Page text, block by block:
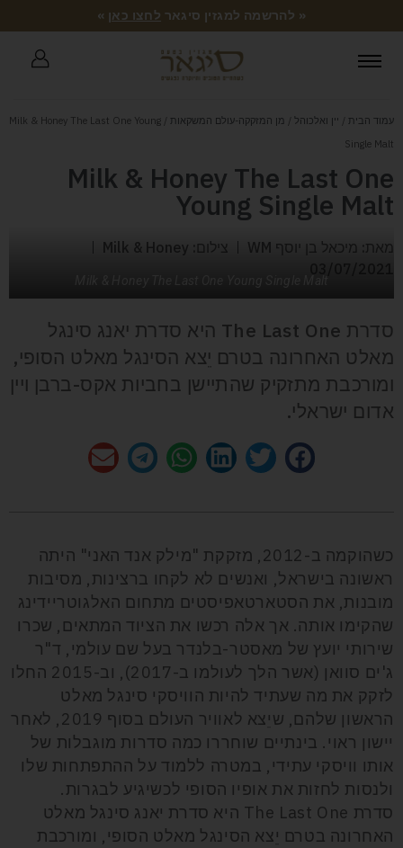
« להרשמה למגזין סיגאר לחצו כאן »
עמוד הבית / יין ואלכוהל / מן המזקקה-עולם המשקאות
/ Milk & Honey The Last One Young
Single Malt
Milk & Honey The Last One
Young Single Malt
מאת: מיכאל בן יוסף WM
צילום: Milk & Honey
סדרת The Last One היא סדרת יאנג סינגל
מאלט האחרונה בטרם יֵצא הסינגל מאלט הסופי,
ומורכבת מתזקיק שהתיישן בחביות אקס-ברבן ויין
אדום ישראלי.
כשהוקמה ב-2012, מזקקת "מילק אנד האני" היתה
ראשונה בישראל, ואנשים לא לקחו ברצינות, מסיבות
מובנות, את הסטארטאפיסטים מתחום האלגוטריידינג
שהקימו אותה. אך אלה רכשו את הציוד המתאים, שכרו
שירותי יועץ של מאסטר-בלנדר בעל שם עולמי, ד"ר
ג'ים סוואן (אשר הלך לעולמו ב-2017), וב-2015 החלו
לזקק את מה שעתיד להיות הוויסקי סינגל מאלט
הראשון שלהם, שיֵצא לאוויר העולם בסוף 2019, לאחר
יישון ראוי. בינתיים שוחררו כמה סדרות מוגבלות של
אותו וויסקי עתידי, במטרה ללמוד על ההתפתחות שלו
ולנסות לחזות את אופיו הסופי לכשיגיע לבגרות.
סדרת The Last One היא סדרת יאנג סינגל מאלט
האחרונה בטרם יֵצא הסינגל מאלט הסופי, ומורכבת